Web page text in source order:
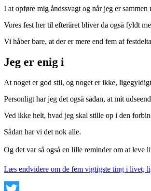
I at opføre mig åndssvagt og når jeg er
Vores fest her til efteråret bliver da også fyldt
Vi håber bare, at der er mere end fem af
Jeg er enig i
At noget er god stil, og noget er ikke,
Personligt har jeg det også sådan, at mit
Ved ikke helt, hvad jeg skal stille op i den
Sådan har vi det nok alle.
Og det var så også en lille reminder om at leve
Læs endvidere om de fem vigtigste ting i livet,